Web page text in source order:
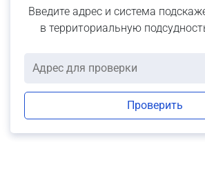
Введите адрес и система
в территориальную
Проверить